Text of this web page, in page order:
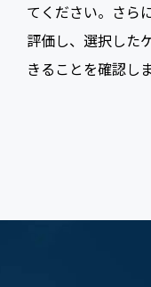
てください。さら
評価し、選択した
きることを確認しま